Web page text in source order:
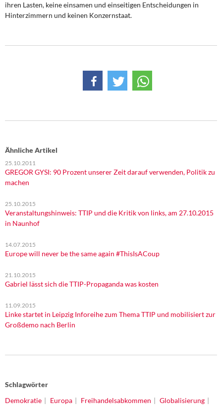
ihren Lasten, keine einsamen und einseitigen Entscheidungen in
Hinterzimmern und keinen Konzernstaat.
Ähnliche Artikel
25.10.2011
GREGOR GYSI: 90 Prozent unserer Zeit darauf verwenden, Politik zu
machen
25.10.2015
Veranstaltungshinweis: TTIP und die Kritik von links, am 27.10.2015
in Naunhof
14.07.2015
Europe will never be the same again #ThisIsACoup
21.10.2015
Gabriel lässt sich die TTIP-Propaganda was kosten
11.09.2015
Linke startet in Leipzig Inforeihe zum Thema TTIP und mobilisiert zur
Großdemo nach Berlin
Schlagwörter
Demokratie
Europa Freihandelsabkommen
Globalisierung